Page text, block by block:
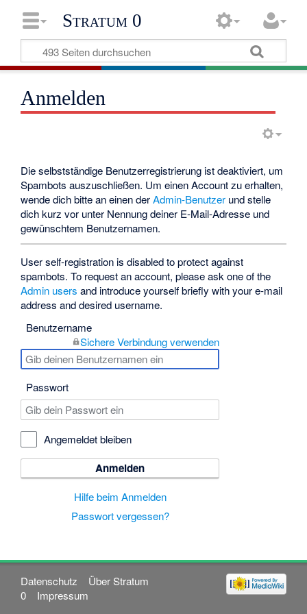
Stratum 0
Anmelden
Die selbstständige Benutzerregistrierung ist deaktiviert, um
Spambots auszuschließen. Um einen Account zu erhalten,
wende dich bitte an einen derAdmin-Benutzer und stelle
dich kurz vor unter Nennung deiner E-Mail-Adresse und
gewünschtem Benutzernamen.
User self-registration is disabled to protect against
spambots. To request an account, please ask one of the
Admin users and introduce yourself briefly with your e-mail
address and desired username.
Benutzername
Sichere Verbindung verwenden
Passwort
Angemeldet bleiben
Anmelden
Hilfe beim Anmelden
Passwort vergessen?
Datenschutz
Über Stratum
0
Impressum